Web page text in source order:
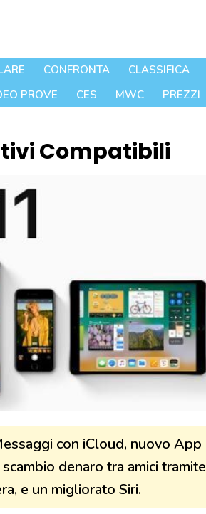
CONFRONTA CLASSIFICA
PROVE CES MWC PREZZI
Compatibili
con iCloud, nuovo App
denaro tra amici tramite
e un migliorato Siri.